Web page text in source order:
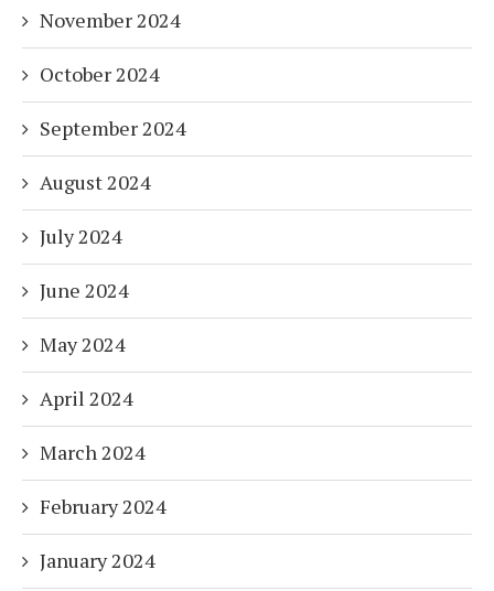
November 2024
October 2024
September 2024
August 2024
July 2024
June 2024
May 2024
April 2024
March 2024
February 2024
January 2024